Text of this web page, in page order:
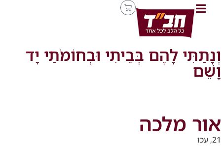
וְנָתַתִּי לָהֶם בְּבֵיתִי וּבְחוֹמֹתַי יָד
וָשֵׁם
אור מלכה
21, עכו